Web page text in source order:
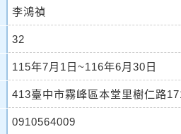
李鴻禎
32
115年7月1日~116年6月30日
413臺中市霧峰區本堂里樹仁路
0910564009